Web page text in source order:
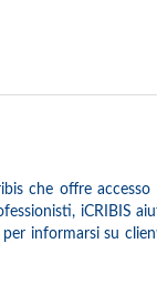
che offre
iCRIBIS
informarsi su